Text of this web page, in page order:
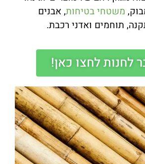
משטחי בטיחות, אבנים
תוחמים ואדני רכבת.
לחנות לחצו כאן!